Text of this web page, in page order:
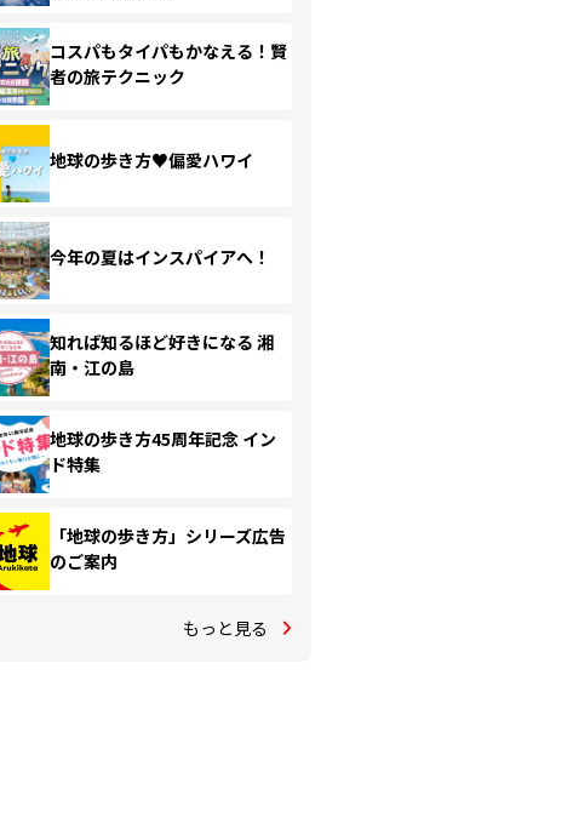
コスパもタイパもかなえる！賢
者の旅テクニック
地球の歩き方♥偏愛ハワイ
今年の夏はインスパイアへ！
知れば知るほど好きになる 湘
南・江の島
地球の歩き方45周年記念 イン
ド特集
「地球の歩き方」シリーズ広告
のご案内
もっと見る